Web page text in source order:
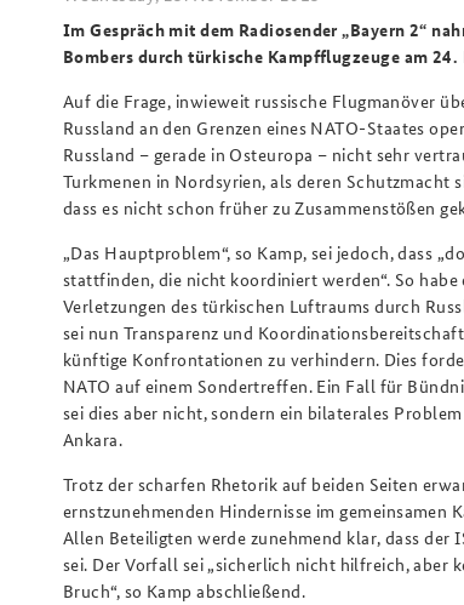
Im Gespräch mit dem Radiosender „Bayern 2“
Bombers durch türkische Kampfflugzeuge am 24.
Auf die Frage, inwieweit russische Flugmanöver
Russland an den Grenzen eines NATO-Staates
Russland – gerade in Osteuropa – nicht sehr
Turkmenen in Nordsyrien, als deren Schutzmacht
dass es nicht schon früher zu Zusammenstößen
„Das Hauptproblem“, so Kamp, sei jedoch, dass
stattfinden, die nicht koordiniert werden“. So habe
Verletzungen des türkischen Luftraums durch
sei nun Transparenz und
künftige Konfrontationen zu verhindern. Dies
NATO auf einem Sondertreffen. Ein Fall für
sei dies aber nicht, sondern ein bilaterales
Ankara.
Trotz der scharfen Rhetorik auf beiden Seiten
ernstzunehmenden Hindernisse im gemeinsamen
Allen Beteiligten werde zunehmend klar, dass der
sei. Der Vorfall sei „sicherlich nicht hilfreich, aber
Bruch“, so Kamp abschließend.